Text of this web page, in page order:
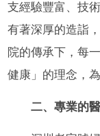
支經驗豐富、技
有著深厚的造詣
院的傳承下，每
健康」的理念，
二、專業的